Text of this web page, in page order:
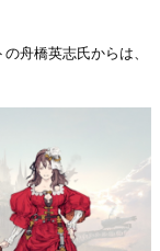
舟橋英志氏からは、